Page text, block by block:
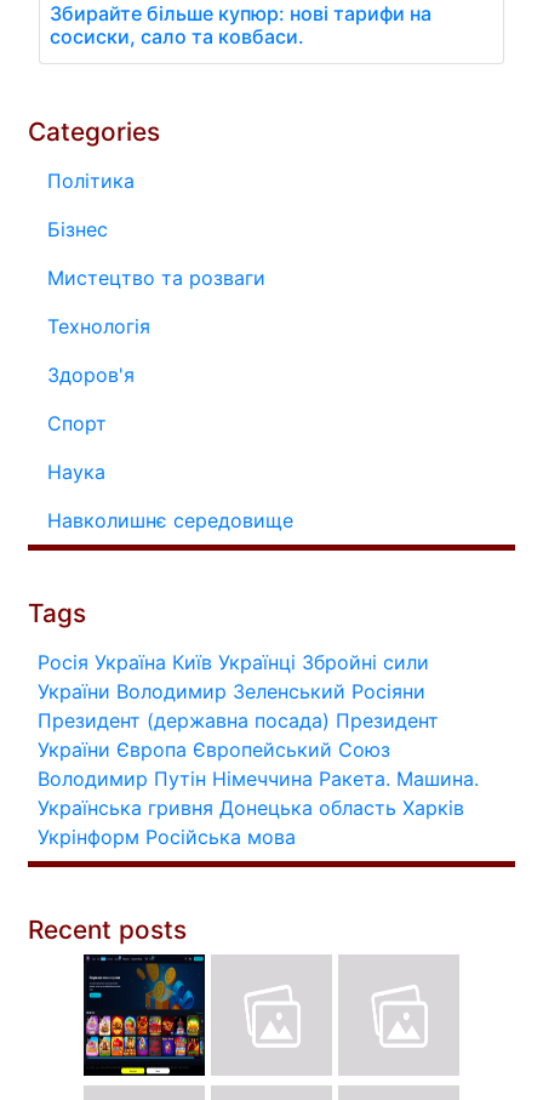
Збирайте більше купюр: нові тарифи на
сосиски, сало та ковбаси.
Categories
Політика
Бізнес
Мистецтво та розваги
Технологія
Здоров'я
Спорт
Наука
Навколишнє середовище
Tags
Росія Україна Київ Українці Збройні сили
України Володимир Зеленський Росіяни
Президент (державна посада) Президент
України Європа Європейський Союз
Володимир Путін Німеччина Ракета. Машина.
Українська гривня Донецька область Харків
Укрінформ Російська мова
Recent posts